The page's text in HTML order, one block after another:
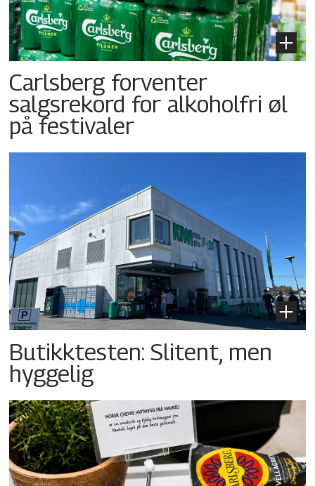
Carlsberg forventer
salgsrekord for alkoholfri øl
på festivaler
Butikktesten: Slitent, men
hyggelig